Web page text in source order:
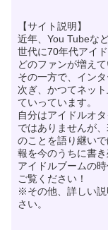
【サイト説明】
近年、You Tubeな
世代に70年代アイ
どのファンが増えて
その一方で、イン
次ぎ、かつてネッ
ていっています。
自分はアイドルオ
ではありませんが
のことを語り継い
報を今のうちに書
アイドルブームの
ご覧ください！
※その他、詳しい
さい。